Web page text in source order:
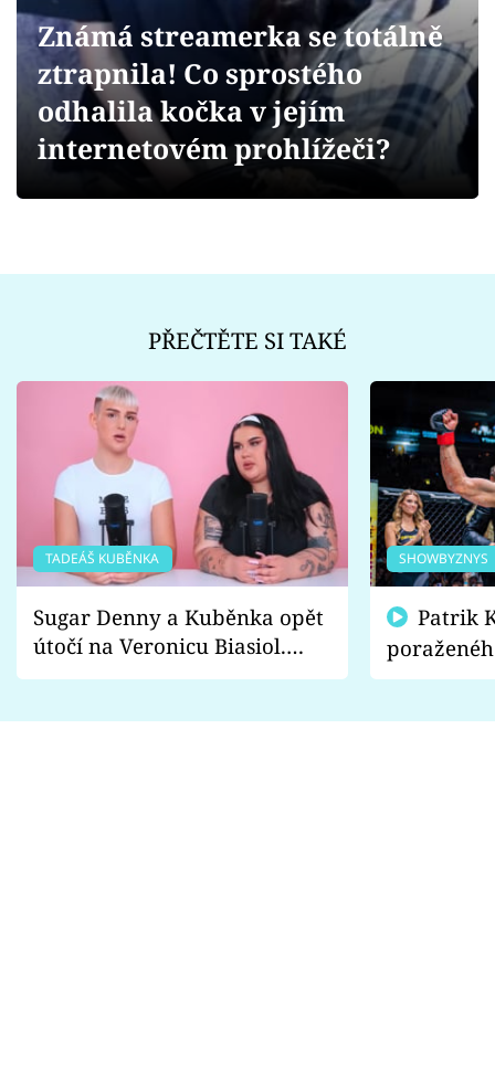
Videa
Sledujte prima+
Známá streamerka se totálně
ztrapnila! Co sprostého
odhalila kočka v jejím
internetovém prohlížeči?
PŘEČTĚTE SI TAKÉ
TADEÁŠ KUBĚNKA
Sugar Denny a Kuběnka opět
útočí na Veronicu Biasiol.
Proč je podle nich falešná a
SHOWBYZNYS
fanoušci